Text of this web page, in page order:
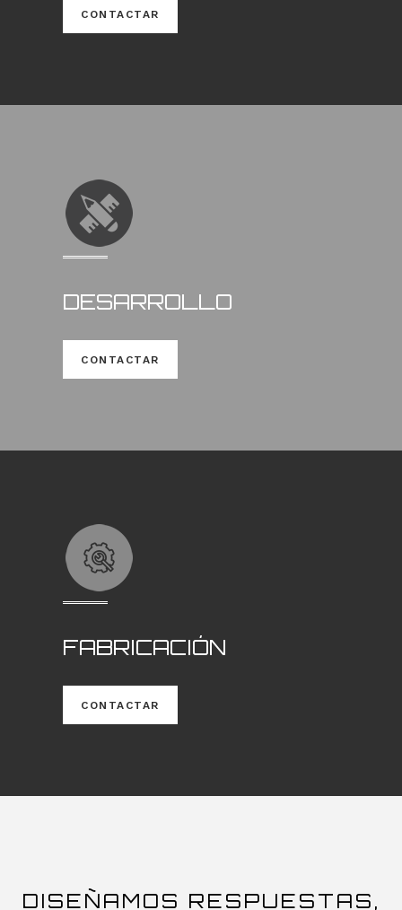
CONTACTAR
DESARROLLO
CONTACTAR
FABRICACIÓN
CONTACTAR
DISEÑAMOS RESPUESTAS,